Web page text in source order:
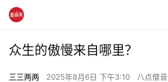
众生的傲慢来自哪里？
三三两两 2025年8月6日 下午3:10 八点僧音